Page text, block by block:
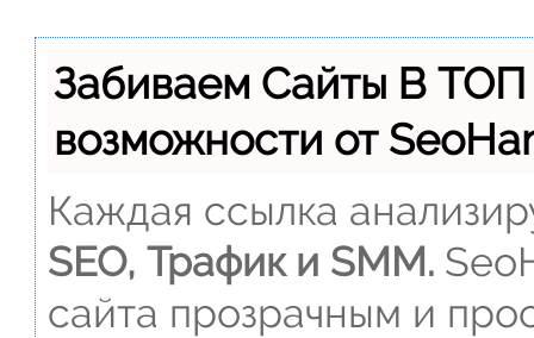
Забиваем Сайты В
возможности от
Каждая ссылка
SEO, Трафик и SMM.
сайта прозрачным и